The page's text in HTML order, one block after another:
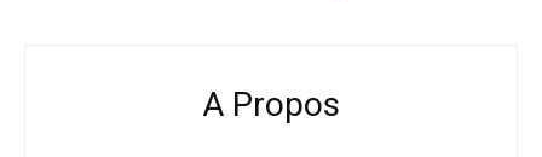
A Propos